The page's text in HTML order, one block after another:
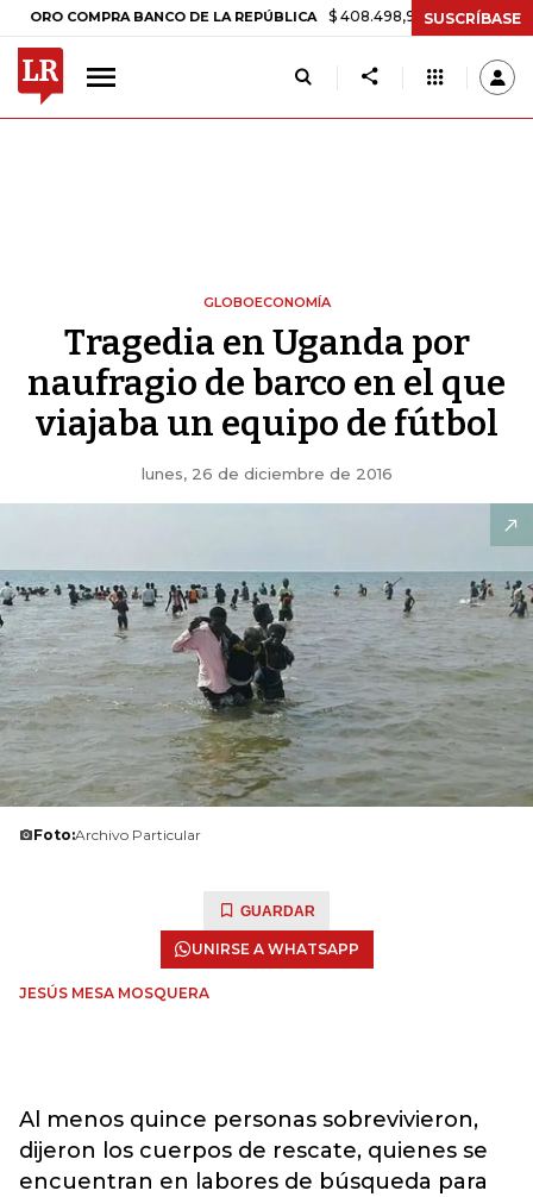
COMPRA BANCO DE LA REPÚBLICA $ 408.498,97 +$ 8.753,81 +2,19%
SUSCRÍBASE
GLOBOECONOMÍA
Tragedia en Uganda por
naufragio de barco en el que
viajaba un equipo de fútbol
lunes, 26 de diciembre de 2016
Foto:Archivo Particular
GUARDAR
UNIRSE A WHATSAPP
JESÚS MESA MOSQUERA
Al menos quince personas sobrevivieron,
dijeron los cuerpos de rescate, quienes se
encuentran en labores de búsqueda para